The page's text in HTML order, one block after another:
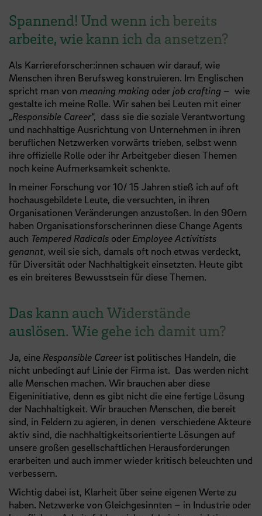
Spannend! Und wenn ich bereits
arbeite, wie kann ich da ansetzen?
Als Karriereforscher:innen schauen wir darauf, wie
Menschen ihren Berufsweg konstruieren. Im Englischen
spricht man von meaning making oder job crafting – wie
gestalte ich meine Rolle. Wir sahen bei Leuten mit einer
„Responsible Career“, dass sie die soziale Verantwortung
und nachhaltige Ausrichtung von Unternehmen in ihren
beruflichen Netzwerken vorwärts trieben, selbst wenn
ihre offizielle Rolle oder ihr Arbeitgeber diesen Themen
noch keine Aufmerksamkeit schenkte.
In meiner Forschung vor 10/ 15 Jahren stieß ich auf oft
hochausgebildete Leute, die versuchten, in ihren
Organisationen Veränderungen anzustoßen. In den 90ern
haben Organisationsforscherinnen diese Change Agents
auch Tempered Radicals oder Employee Activitists
genannt, weil sie sich, damals oft noch etwas verdeckt,
für Diversität oder Nachhaltigkeit einsetzten. Heute gibt
es ein breiteres Bewusstsein für diese Themen.
Das kann auch Widerstände
auslösen. Wie gehe ich damit um?
Ja, eine Responsible Career ist politisches Handeln, die
nicht unbedingt auf Linie der Firma ist. Das werden nicht
alle Menschen machen. Wir brauchen aber diese
Eigeninitiative, denn es gibt nicht die eine fertige Lösung
der Nachhaltigkeit. Wir brauchen Menschen, die bereit
sind, in Feldern zu agieren, in denen verschiedene Akteure
aktiv sind, die nachhaltigkeitsorientierte Lösungen auf
unsere großen gesellschaftlichen Herausforderungen
erarbeiten und auch immer wieder kritisch beleuchten und
verbessern.
Wichtig dabei ist, Klarheit über seine eigenen Werte zu
haben. Netzwerke von Gleichgesinnten – in Industrie oder